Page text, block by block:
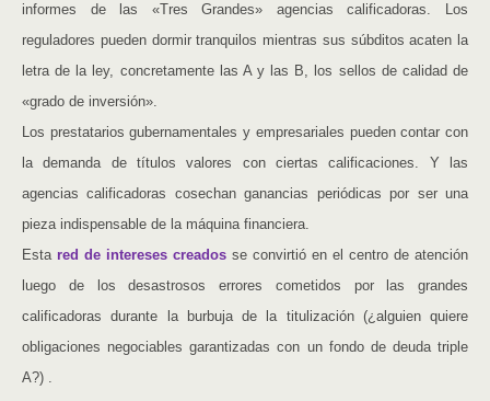
informes de las «Tres Grandes» agencias calificadoras. Los
reguladores pueden dormir tranquilos mientras sus súbditos acaten la
letra de la ley, concretamente las A y las B, los sellos de calidad de
«grado de inversión».
Los prestatarios gubernamentales y empresariales pueden contar con
la demanda de títulos valores con ciertas calificaciones. Y las
agencias calificadoras cosechan ganancias periódicas por ser una
pieza indispensable de la máquina financiera.
Esta red de intereses creados se convirtió en el centro de atención
luego de los desastrosos errores cometidos por las grandes
calificadoras durante la burbuja de la titulización (¿alguien quiere
obligaciones negociables garantizadas con un fondo de deuda triple
A?) .